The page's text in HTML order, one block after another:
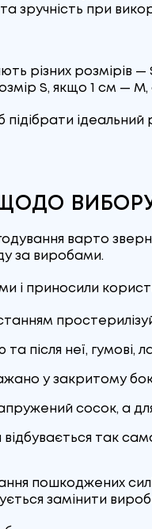
зручність при
різних розмірів
S, якщо 1 см — M,
підібрати
варто
за виробами.
і приносили
після неї, гумові,
у закритому
сосок, а для
так
пошкоджених
замінити